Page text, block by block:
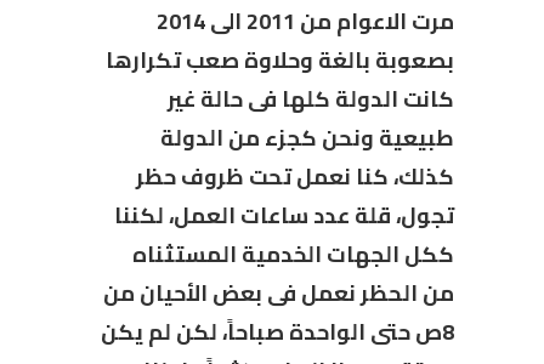
مرت الاعوام من 2011 الى 2014
بصعوبة بالغة وحلاوة صعب تكرارها
كانت الدولة كلها فى حالة غير
طبيعية ونحن كجزء من الدولة
كذلك، كنا نعمل تحت ظروف حظر
تجول، قلة عدد ساعات العمل، لكننا
ككل الجهات الخدمية المستثناه
من الحظر نعمل فى بعض الأحيان من
8ص حتى الواحدة صباحاً، لكن لم يكن